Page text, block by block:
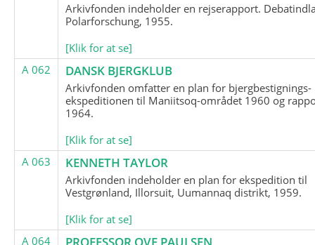
Arkivfonden indeholder en rejserapport.
Polarforschung, 1955.
[Klik for at se]
A 062
DANSK BJERGKLUB
Arkivfonden omfatter en plan for bjergbestignings-
ekspeditionen til Maniitsoq-området 1960 og
1964.
[Klik for at se]
A 063
KENNETH TAYLOR
Arkivfonden indeholder en plan for ekspedition til
Vestgrønland, Illorsuit, Uumannaq distrikt, 1959.
[Klik for at se]
A 064
PROFESSOR OVE PAULSEN